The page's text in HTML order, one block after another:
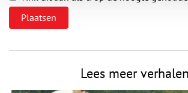
Lees meer verhalen